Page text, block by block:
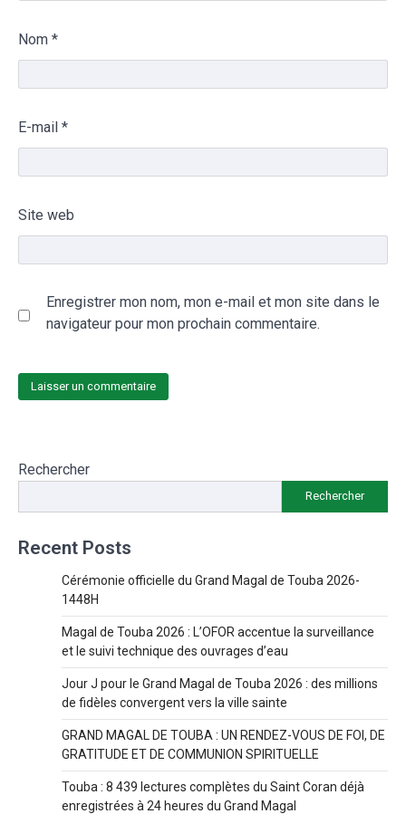
Nom *
E-mail *
Site web
Enregistrer mon nom, mon e-mail et mon site dans le
navigateur pour mon prochain commentaire.
Rechercher
Rechercher
Recent Posts
Cérémonie officielle du Grand Magal de Touba 2026-
1448H
Magal de Touba 2026 : L’OFOR accentue la surveillance
et le suivi technique des ouvrages d’eau
Jour J pour le Grand Magal de Touba 2026 : des millions
de fidèles convergent vers la ville sainte
GRAND MAGAL DE TOUBA : UN RENDEZ-VOUS DE FOI, DE
GRATITUDE ET DE COMMUNION SPIRITUELLE
Touba : 8 439 lectures complètes du Saint Coran déjà
enregistrées à 24 heures du Grand Magal